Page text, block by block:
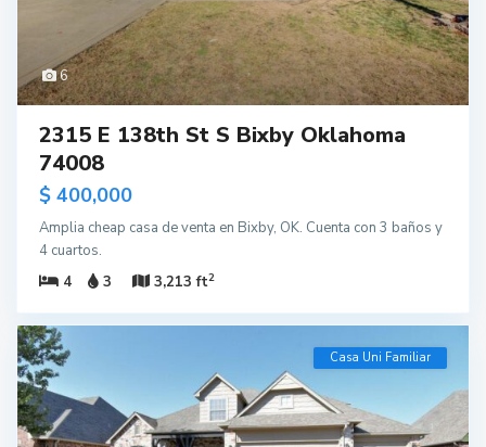
6
2315 E 138th St S Bixby Oklahoma
74008
$ 400,000
Amplia cheap casa de venta en Bixby, OK. Cuenta con 3 baños y
4 cuartos.
4
3 3,213 ft2
Casa Uni Familiar